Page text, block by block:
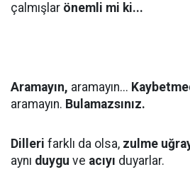
çalmışlar önemli mi ki...
Aramayın, aramayın...
aramayın. Bulamazsınız.
Dilleri farklı da olsa, zulme
aynı duygu ve acıyı duyarlar.